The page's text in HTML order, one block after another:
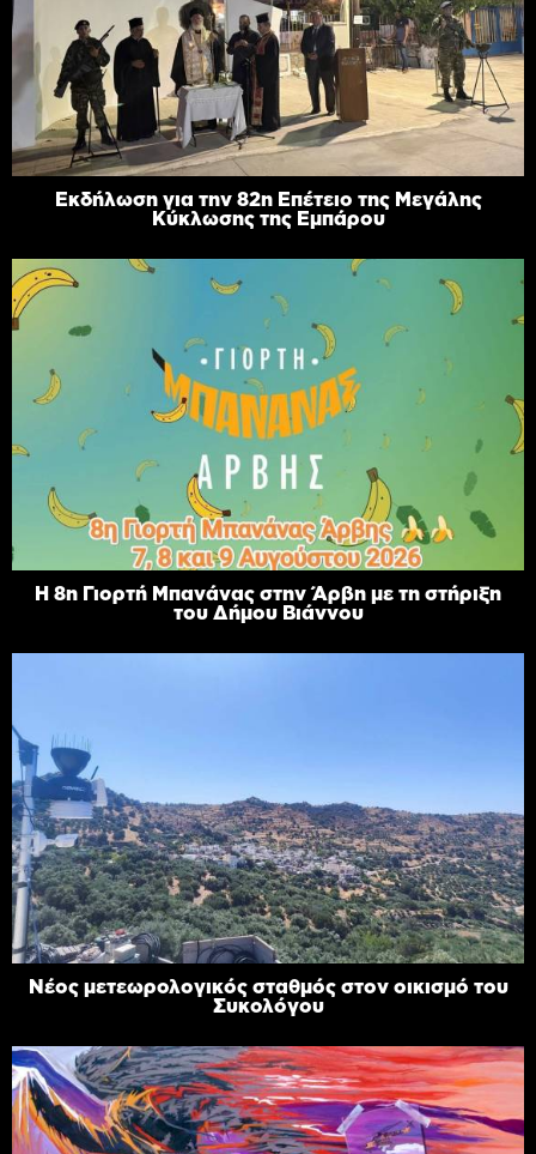
Εκδήλωση για την 82η Επέτειο της Μεγάλης
Κύκλωσης της Εμπάρου
Η 8η Γιορτή Μπανάνας στην Άρβη με τη στήριξη
του Δήμου Βιάννου
Νέος μετεωρολογικός σταθμός στον οικισμό του
Συκολόγου